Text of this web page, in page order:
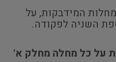
המידבקות, על
השניה לפקודה.
על כל מחלה מחלק א'